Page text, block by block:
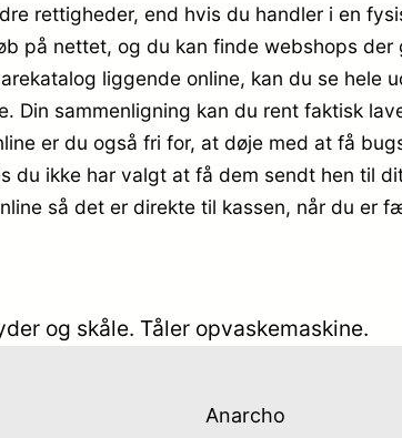
rettigheder, end hvis du handler i en
på nettet, og du kan finde webshops der
liggende online, kan du se hele
sammenligning kan du rent faktisk
er du også fri for, at døje med at få
du ikke har valgt at få dem sendt hen til
så det er direkte til kassen, når du er
og skåle. Tåler opvaskemaskine.
Anarcho